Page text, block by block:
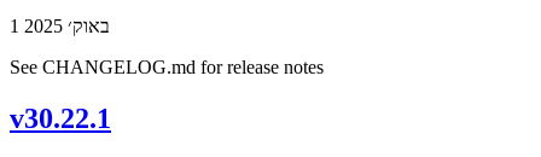
1 באוק׳ 2025
See CHANGELOG.md for release notes
v30.22.1